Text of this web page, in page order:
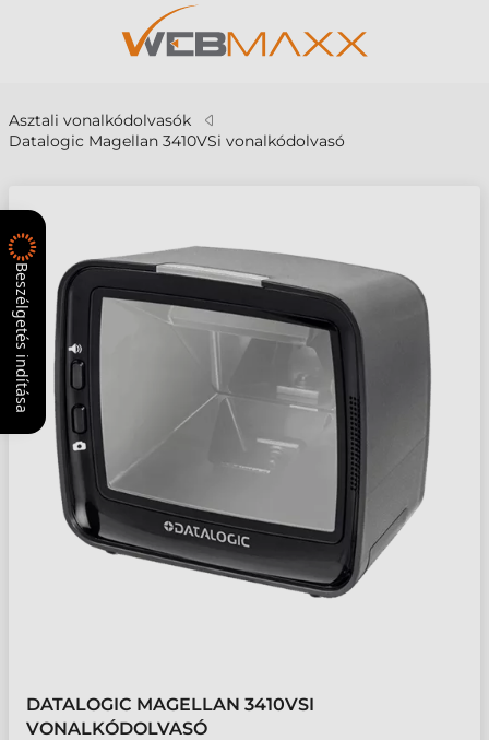
Asztali vonalkódolvasók
Datalogic Magellan 3410VSi vonalkódolvasó
DATALOGIC MAGELLAN 3410VSI
VONALKÓDOLVASÓ
Beszélgetés indítása